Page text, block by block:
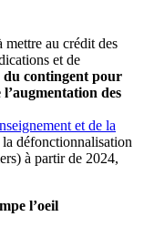
mettre au crédit des
et de
du contingent pour
l’augmentation des
et de la
défonctionnalisation
à partir de 2024,
l’oeil